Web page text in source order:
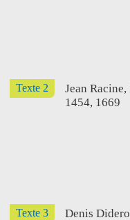
Texte 2 Jean Racine,
1454, 1669
Texte 3 Denis